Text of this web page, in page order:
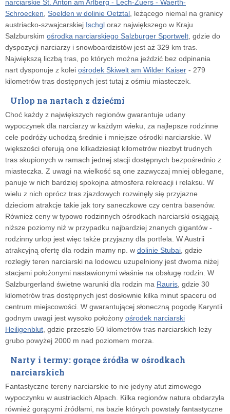
narciarskie St. Anton am Arlberg - Lech-Zuers - Waerth-
Schroecken, Soelden w dolinie Oetztal, leżącego niemal na granicy
austriacko-szwajcarskiej Ischgl oraz największego w Kraju
Salzburskim ośrodka narciarskiego Salzburger Sportwelt, gdzie do
dyspozycji narciarzy i snowboardzistów jest aż 329 km tras.
Największą liczbą tras, po których można jeździć bez odpinania
nart dysponuje z kolei ośrodek Skiwelt am Wilder Kaiser - 279
kilometrów tras dostępnych jest tutaj z ośmiu miasteczek.
Urlop na nartach z dziećmi
Choć każdy z największych regionów gwarantuje udany
wypoczynek dla narciarzy w każdym wieku, za najlepsze rodzinne
cele podróży uchodzą średnie i mniejsze ośrodki narciarskie. W
większości oferują one kilkadziesiąt kilometrów niezbyt trudnych
tras skupionych w ramach jednej stacji dostępnych bezpośrednio z
miasteczka. Z uwagi na wielkość są one zazwyczaj mniej oblegane,
panuje w nich bardziej spokojna atmosfera rekreacji i relaksu. W
wielu z nich oprócz tras zjazdowych rozwinęły się przyjazne
dzieciom atrakcje takie jak tory saneczkowe czy centra basenów.
Również ceny w typowo rodzinnych ośrodkach narciarski osiągają
niższe poziomy niż w przypadku najbardziej znanych gigantów -
rodzinny urlop jest więc także przyjazny dla portfela. W Austrii
atrakcyjną ofertę dla rodzin mamy np. w dolinie Stubai, gdzie
rozległy teren narciarski na lodowcu uzupełniony jest dwoma niżej
stacjami położonymi nastawionymi właśnie na obsługę rodzin. W
Salzburgerland świetne warunki dla rodzin ma Rauris, gdzie 30
kilometrów tras dostępnych jest dosłownie kilka minut spaceru od
centrum miejscowości. W gwarantującej słoneczną pogodę Karyntii
godnym uwagi jest wysoko położony ośrodek narciarski
Heiligenblut, gdzie przeszło 50 kilometrów tras narciarskich leży
grubo powyżej 2000 m nad poziomem morza.
Narty i termy: gorące źródła w ośrodkach
narciarskich
Fantastyczne tereny narciarskie to nie jedyny atut zimowego
wypoczynku w austriackich Alpach. Kilka regionów natura obdarzyła
również gorącymi źródłami, na bazie których powstały fantastyczne